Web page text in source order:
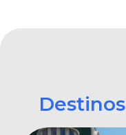
Destinos